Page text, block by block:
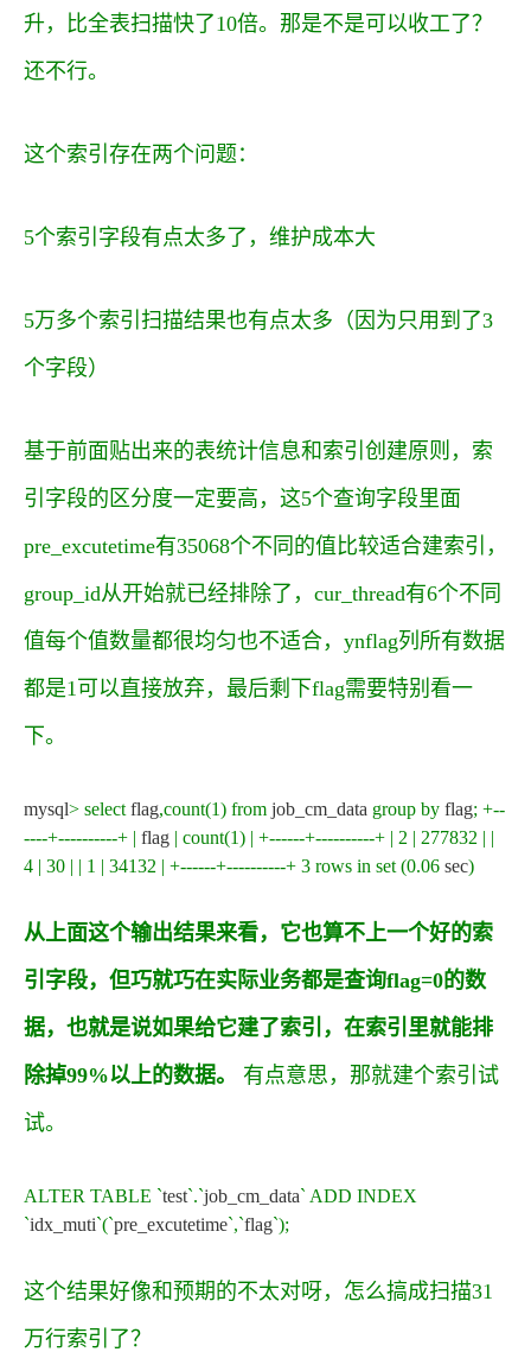
升，比全表扫描快了10倍。那是不是可以收工了？
还不行。
这个索引存在两个问题：
5个索引字段有点太多了，维护成本大
5万多个索引扫描结果也有点太多（因为只用到了3
个字段）
基于前面贴出来的表统计信息和索引创建原则，索
引字段的区分度一定要高，这5个查询字段里面
pre_excutetime有35068个不同的值比较适合建索引，
group_id从开始就已经排除了， cur_thread有6个不同
值每个值数量都很均匀也不适合， ynflag列所有数据
都是1可以直接放弃，最后剩下flag需要特别看一
下。
mysql> select flag,count(1) from job_cm_data group by flag; +--
----+----------+ | flag | count(1) | +------+----------+ | 2 | 277832 | |
4 | 30 | | 1 | 34132 | +------+----------+ 3 rows in set (0.06 sec)
从上面这个输出结果来看，它也算不上一个好的索
引字段，但巧就巧在实际业务都是查询flag=0的数
据，也就是说如果给它建了索引，在索引里就能排
除掉99%以上的数据。
有点意思，那就建个索引试
试。
ALTER TABLE `test`.`job_cm_data` ADD INDEX
`idx_muti`(`pre_excutetime`,`flag`);
这个结果好像和预期的不太对呀，怎么搞成扫描31
万行索引了？